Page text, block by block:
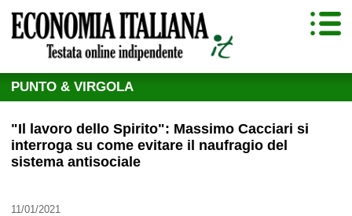
PUNTO & VIRGOLA
"Il lavoro dello Spirito": Massimo Cacciari si
interroga su come evitare il naufragio del
sistema antisociale
11/01/2021